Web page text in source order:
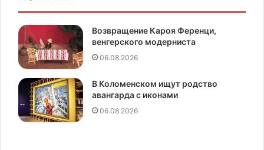
Возвращение Кароя Ференци,
венгерского модерниста
06.08.2026
В Коломенском ищут родство
авангарда с иконами
06.08.2026